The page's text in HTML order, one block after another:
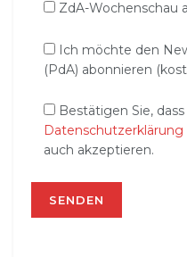
ZdA-Wochenschau
Ich möchte den
(PdA) abonnieren
Bestätigen Sie,
Datenschutzerklärung
auch akzeptieren.